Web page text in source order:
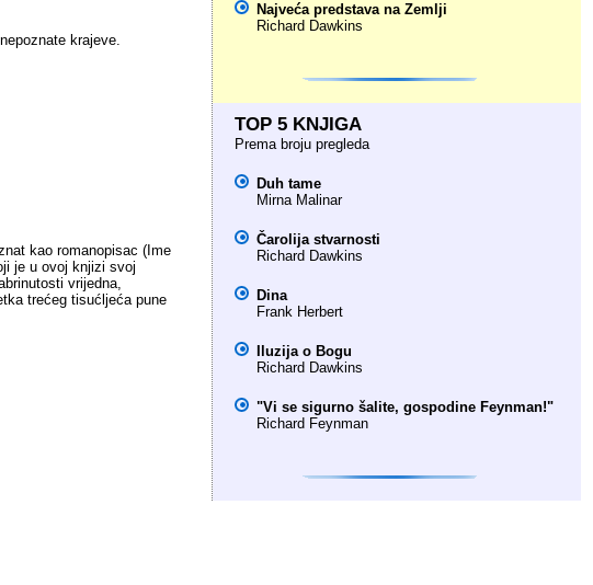
krajeve.
kao romanopisac (Ime
je u ovoj knjizi svoj
vrijedna,
trećeg tisućljeća pune
Najveća predstava na Zemlji
Richard Dawkins
TOP 5 KNJIGA
Prema broju pregleda
Duh tame
Mirna Malinar
Čarolija stvarnosti
Richard Dawkins
Dina
Frank Herbert
Iluzija o Bogu
Richard Dawkins
"Vi se sigurno šalite, gospodine Feynman!"
Richard Feynman